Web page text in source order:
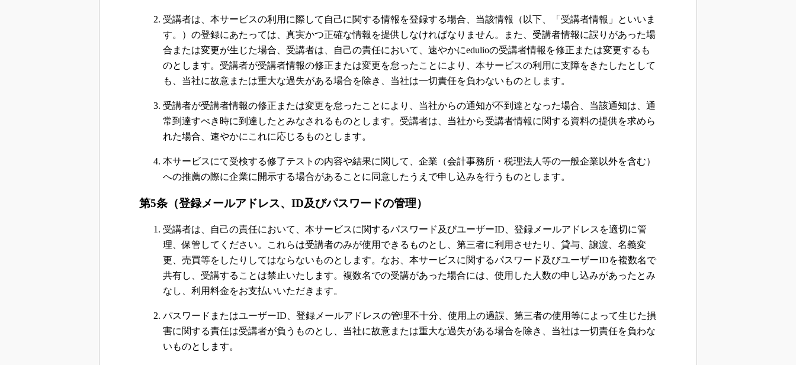
受講者は、本サービスの利用に際して自己に関する情報を登録する場合、当該情報（以下、「受講者情報」といいま
す。）の登録にあたっては、真実かつ正確な情報を提供しなければなりません。また、受講者情報に誤りがあった場
合または変更が生じた場合、受講者は、自己の責任において、速やかにedulioの受講者情報を修正または変更するも
のとします。受講者が受講者情報の修正または変更を怠ったことにより、本サービスの利用に支障をきたしたとして
も、当社に故意または重大な過失がある場合を除き、当社は一切責任を負わないものとします。
受講者が受講者情報の修正または変更を怠ったことにより、当社からの通知が不到達となった場合、当該通知は、通
常到達すべき時に到達したとみなされるものとします。受講者は、当社から受講者情報に関する資料の提供を求めら
れた場合、速やかにこれに応じるものとします。
本サービスにて受検する修了テストの内容や結果に関して、企業（会計事務所・税理法人等の一般企業以外を含む）
への推薦の際に企業に開示する場合があることに同意したうえで申し込みを行うものとします。
第5条（登録メールアドレス、ID及びパスワードの管理）
受講者は、自己の責任において、本サービスに関するパスワード及びユーザーID、登録メールアドレスを適切に管
理、保管してください。これらは受講者のみが使用できるものとし、第三者に利用させたり、貸与、譲渡、名義変
更、売買等をしたりしてはならないものとします。なお、本サービスに関するパスワード及びユーザーIDを複数名で
共有し、受講することは禁止いたします。複数名での受講があった場合には、使用した人数の申し込みがあったとみ
なし、利用料金をお支払いいただきます。
パスワードまたはユーザーID、登録メールアドレスの管理不十分、使用上の過誤、第三者の使用等によって生じた損
害に関する責任は受講者が負うものとし、当社に故意または重大な過失がある場合を除き、当社は一切責任を負わな
いものとします。